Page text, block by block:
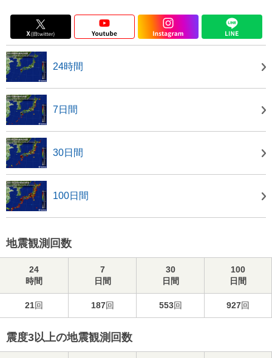
24時間
7日間
30日間
100日間
地震観測回数
24
時間
7
日間
30
日間
100
日間
21回 187回 553回 927回
震度3以上の地震観測回数